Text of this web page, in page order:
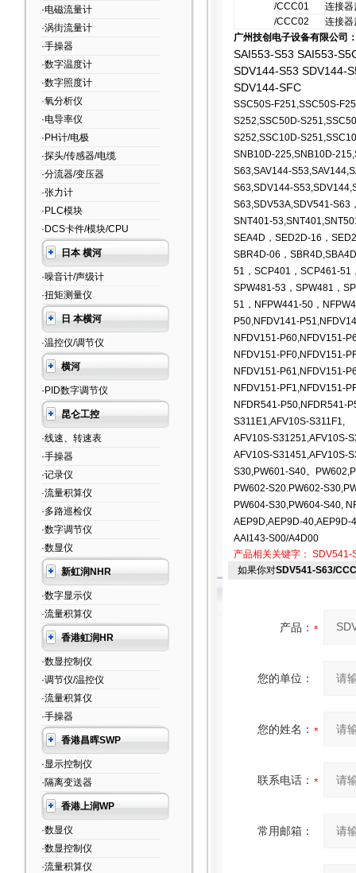
·电磁流量计
·涡街流量计
·手操器
·数字温度计
·数字照度计
·氧分析仪
·电导率仪
·PH计/电极
·探头/传感器/电缆
·分流器/变压器
·张力计
·PLC模块
·DCS卡件/模块/CPU
日本 横河
·噪音计/声级计
·扭矩测量仪
日 本横河
·温控仪/调节仪
横河
·PID数字调节仪
昆仑工控
·线速、转速表
·手操器
·记录仪
·流量积算仪
·多路巡检仪
·数字调节仪
·数显仪
新虹润NHR
·数字显示仪
·流量积算仪
香港虹润HR
·数显控制仪
·调节仪/温控仪
·流量积算仪
·手操器
香港昌晖SWP
·显示控制仪
·隔离变送器
香港上润WP
·数显仪
·数显控制仪
·流量积算仪
/CCC01
连接器
/CCC02
连接器
广州技创电子设备有限公司
SAI553-S53 SAI553-
SDV144-S53 SDV144-
SDV144-SFC
SSC50S-F251,SSC50S-
S252,SSC50D-
S252,SSC10D-
SNB10D-225,SNB10D-
S63,SAV144-
S63,SDV144-
S63,SDV53A,SDV541-S63
SNT401-
SEA4D，SED2D-16，
SBR4D-06，
51，SCP401，SCP461-51
SPW481-53 ，SPW481，
51，NFPW441-50，
P50,NFDV141-
NFDV151-P60,NFDV151-
NFDV151-PF0,NFDV151-
NFDV151-P61,NFDV151-
NFDV151-PF1,NFDV151-
NFDR541-P50,NFDR541-
S311E1,AFV10S-S311F1,
AFV10S-S31251,AFV10S-
AFV10S-S31451,AFV10S-
S30,PW601-S40。
PW602-S20.PW602-
PW604-S30,PW604-S40,
AEP9D,AEP9D-40,AEP9D-
AAI143-S00/A4D00
产品相关关键字： SDV541-
如果你对SDV541-S63/
产品：
您的单位：
您的姓名：
联系电话：
常用邮箱：